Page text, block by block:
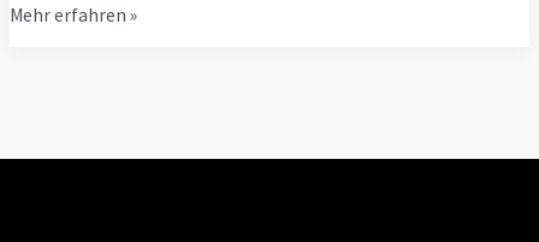
Digitales
Mehr erfahren »